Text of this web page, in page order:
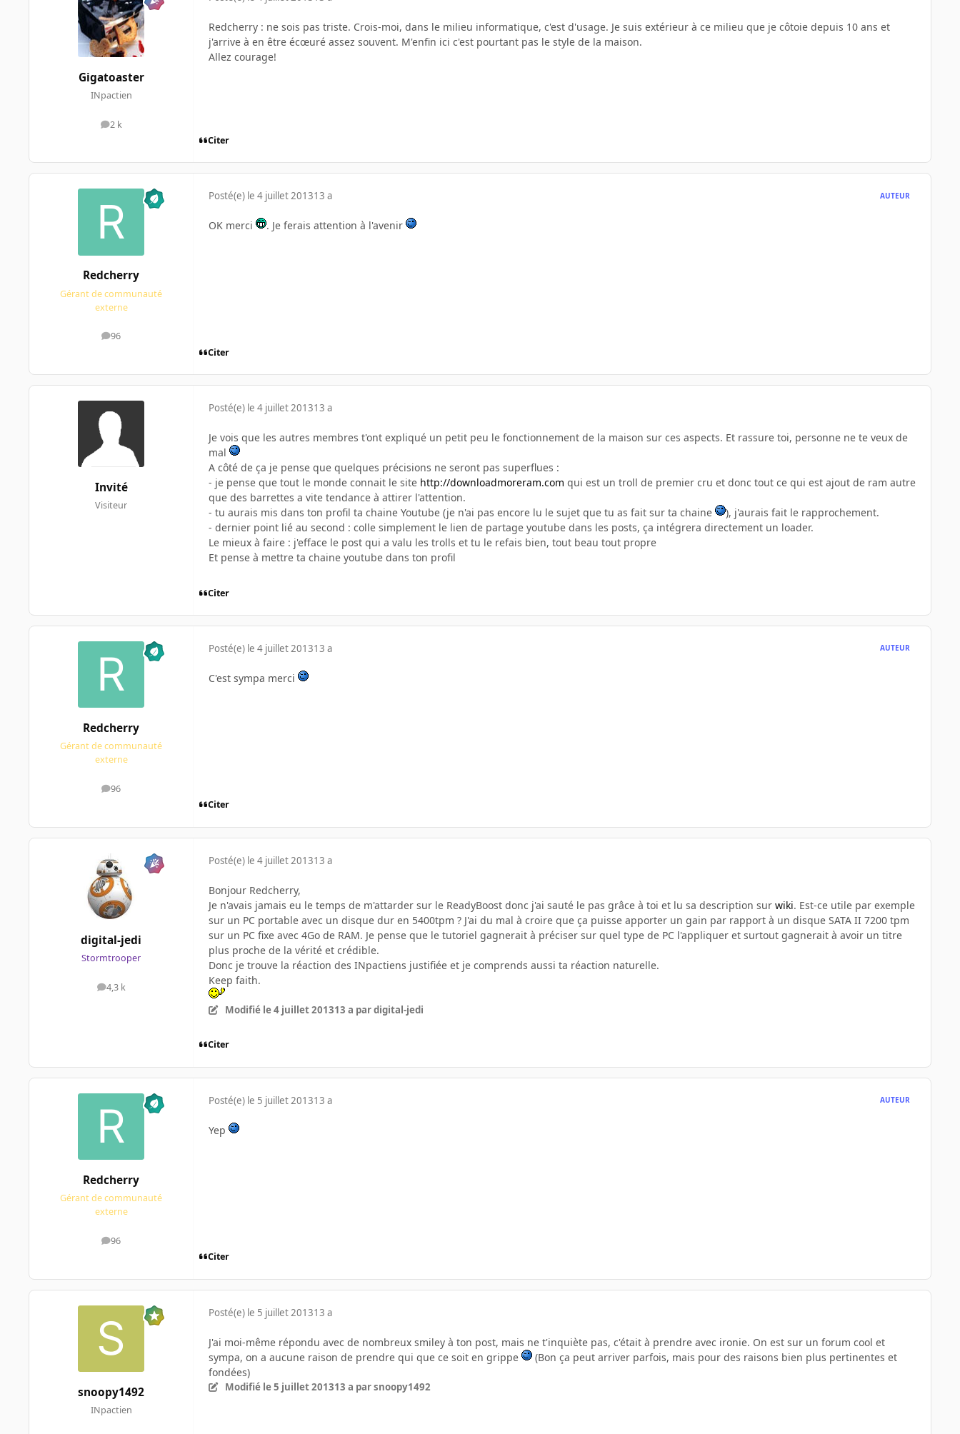
Gigatoaster
INpactien
2 k
messages
Redcherry : ne sois pas triste. Crois-moi, dans le milieu informatique, c'est d'usage. Je suis extérieur à ce milieu que je côtoie depuis 10 ans et
j'arrive à en être écœuré assez souvent. M'enfin ici c'est pourtant pas le style de la maison.
Allez courage!
Citer
Redcherry
Gérant de communauté
externe
96
messages
Posté(e) le 4 juillet 201313 a AUTEUR
OK merci . Je ferais attention à l'avenir
Citer
Invité
Visiteur
Posté(e) le 4 juillet 201313 a
Je vois que les autres membres t'ont expliqué un petit peu le fonctionnement de la maison sur ces aspects. Et rassure toi, personne ne te veux de
mal
A côté de ça je pense que quelques précisions ne seront pas superflues :
- je pense que tout le monde connait le site http://downloadmoreram.com qui est un troll de premier cru et donc tout ce qui est ajout de ram autre
que des barrettes a vite tendance à attirer l'attention.
- tu aurais mis dans ton profil ta chaine Youtube (je n'ai pas encore lu le sujet que tu as fait sur ta chaine
), j'aurais fait le rapprochement.
- dernier point lié au second : colle simplement le lien de partage youtube dans les posts, ça intégrera directement un loader.
Le mieux à faire : j'efface le post qui a valu les trolls et tu le refais bien, tout beau tout propre
Et pense à mettre ta chaine youtube dans ton profil
Citer
Redcherry
Gérant de communauté
externe
96
messages
Posté(e) le 4 juillet 201313 a AUTEUR
C'est sympa merci
Citer
digital-jedi
Stormtrooper
4,3 k
messages
Posté(e) le 4 juillet 201313 a
Bonjour Redcherry,
Je n'avais jamais eu le temps de m'attarder sur le ReadyBoost donc j'ai sauté le pas grâce à toi et lu sa description sur wiki. Est-ce utile par exemple
sur un PC portable avec un disque dur en 5400tpm ? J'ai du mal à croire que ça puisse apporter un gain par rapport à un disque SATA II 7200 tpm
sur un PC fixe avec 4Go de RAM. Je pense que le tutoriel gagnerait à préciser sur quel type de PC l'appliquer et surtout gagnerait à avoir un titre
plus proche de la vérité et crédible.
Donc je trouve la réaction des INpactiens justifiée et je comprends aussi ta réaction naturelle.
Keep faith.
Modifié le 4 juillet 201313 a par digital-jedi
Citer
Redcherry
Gérant de communauté
externe
96
messages
Posté(e) le 5 juillet 201313 a AUTEUR
Yep
Citer
snoopy1492
INpactien
Posté(e) le 5 juillet 201313 a
J'ai moi-même répondu avec de nombreux smiley à ton post, mais ne t'inquiète pas, c'était à prendre avec ironie. On est sur un forum cool et
sympa, on a aucune raison de prendre qui que ce soit en grippe
(Bon ça peut arriver parfois, mais pour des raisons bien plus pertinentes et
fondées)
Modifié le 5 juillet 201313 a par snoopy1492